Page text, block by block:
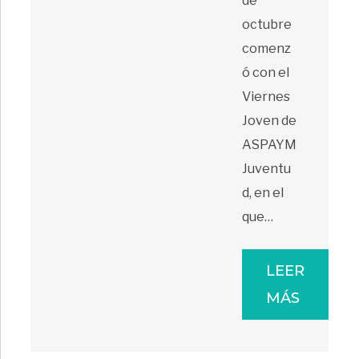
octubre
comenz
ó con el
Viernes
Joven de
ASPAYM
Juventu
d, en el
que…
LEER
MÁS